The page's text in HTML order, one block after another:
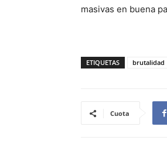
masivas en buena
ETIQUETAS brutalidad
Cuota